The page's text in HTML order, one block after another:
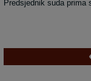
Predsjednik suda prima